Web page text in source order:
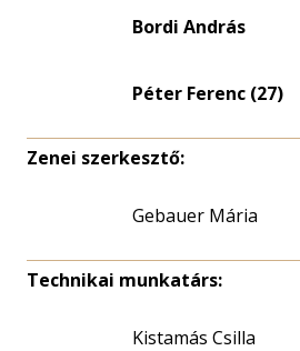
Bordi András
Péter Ferenc (27)
Zenei szerkesztő:
Gebauer Mária
Technikai munkatárs:
Kistamás Csilla